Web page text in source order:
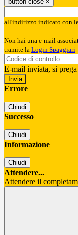
all'indirizzo indicato con
Non hai una e-mail
tramite la Login Spaggiari
E-mail inviata, si
Errore
Chiudi
Successo
Chiudi
Informazione
Chiudi
Attendere...
Attendere il